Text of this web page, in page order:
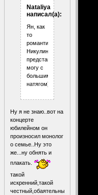
Nataliya
написал(а):
Ян, как
то
романтичного
Никулина
представить
могу с
большим
натягом))))
Ну я не знаю..вот на
концерте
юбилейном он
произносил монолог
о семье..Ну это
же...ну обнять и
плакать.
такой
искренний,такой
честный,обаятельный.